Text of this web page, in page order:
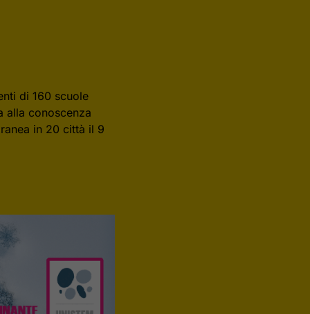
di 160 scuole
alla conoscenza
in 20 città il 9